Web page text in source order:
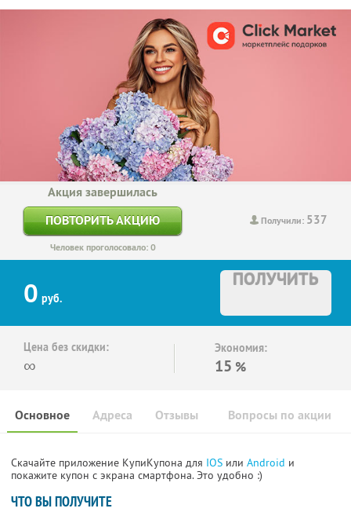
Получили: 537
Акция завершилась
ПОВТОРИТЬ АКЦИЮ
Человек проголосовало: 0
0 руб.
ПОЛУЧИТЬ
Цена без скидки:
∞
Экономия:
15 %
Основное Отзывы Вопросы по акции
Адреса
Скачайте приложение КупиКупона для IOS или Android и
покажите купон с экрана смартфона. Это удобно :)
ЧТО ВЫ ПОЛУЧИТЕ